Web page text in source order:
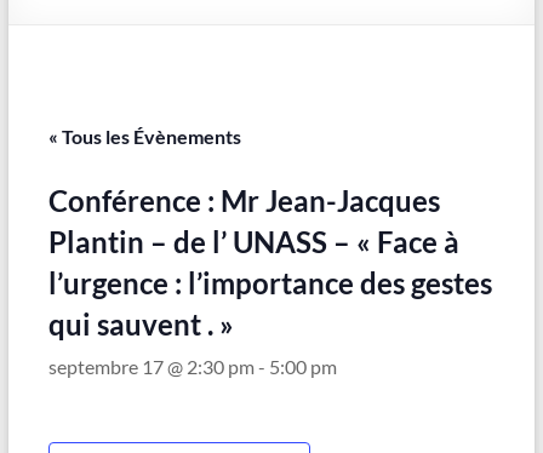
« Tous les Évènements
Conférence : Mr Jean-Jacques
Plantin – de l’ UNASS – « Face à
l’urgence : l’importance des gestes
qui sauvent . »
septembre 17 @ 2:30 pm- 5:00 pm